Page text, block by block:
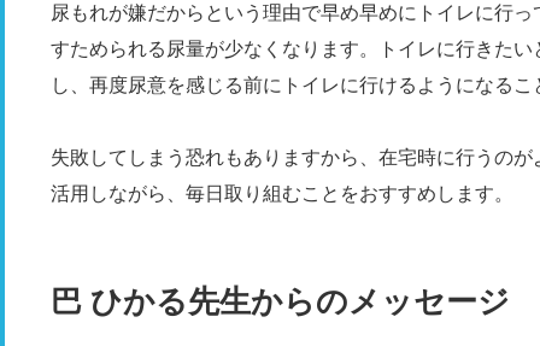
尿もれが嫌だからという理由で早め早めにトイレに行
すためられる尿量が少なくなります。トイレに行きた
し、再度尿意を感じる前にトイレに行けるようになる
失敗してしまう恐れもありますから、在宅時に行うの
活用しながら、毎日取り組むことをおすすめします。
巴 ひかる先生からのメッセージ